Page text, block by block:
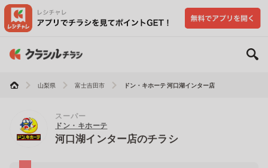
山梨県 富士吉田市 ドン・キホーテ 河口湖インター店
スーパー
ドン・キホーテ
河口湖インター店のチラシ